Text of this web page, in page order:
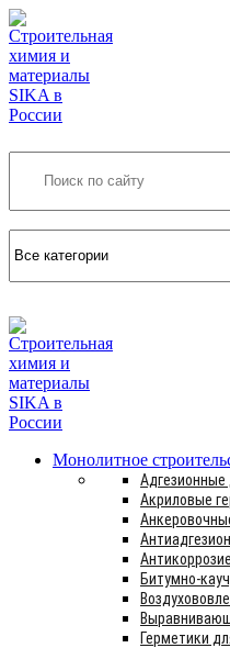
Монолитное
Адгезионные
Акриловые
Битумно-
Герметики